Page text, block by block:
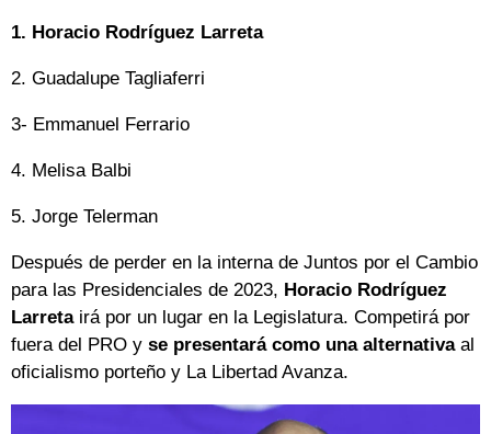
1. Horacio Rodríguez Larreta
2. Guadalupe Tagliaferri
3- Emmanuel Ferrario
4. Melisa Balbi
5. Jorge Telerman
Después de perder en la interna de Juntos por el Cambio
para las Presidenciales de 2023, Horacio Rodríguez
Larretairá por un lugar en la Legislatura. Competirá por
fuera del PRO y se presentará como una alternativaal
oficialismo porteño y La Libertad Avanza.